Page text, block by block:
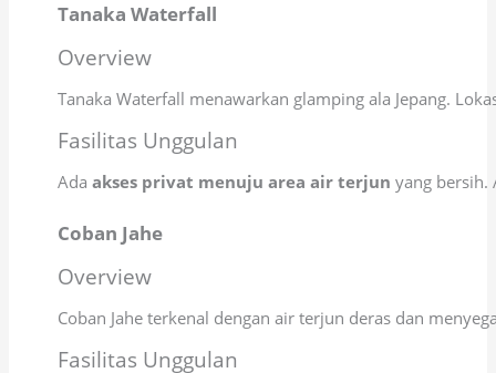
Tanaka Waterfall
Overview
Tanaka Waterfall menawarkan glamping ala Jepang.
Fasilitas Unggulan
Ada akses privat menuju area air terjun yang bersih.
Coban Jahe
Overview
Coban Jahe terkenal dengan air terjun deras dan
Fasilitas Unggulan